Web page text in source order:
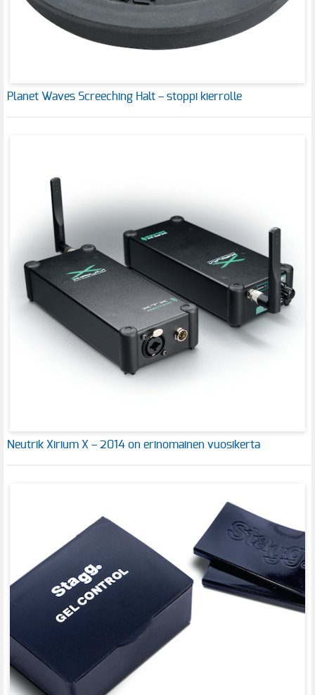
Planet Waves Screeching Halt – stoppi kierrolle
Neutrik Xirium X – 2014 on erinomainen vuosikerta